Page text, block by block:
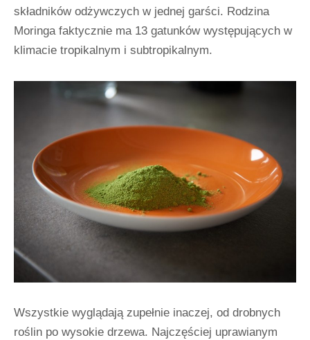
składników odżywczych w jednej garści. Rodzina
Moringa faktycznie ma 13 gatunków występujących w
klimacie tropikalnym i subtropikalnym.
Wszystkie wyglądają zupełnie inaczej, od drobnych
roślin po wysokie drzewa. Najczęściej uprawianym